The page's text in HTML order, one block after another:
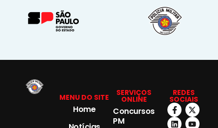
MENU DO SITE
Home
SERVIÇOS
ONLINE
Concursos
PM
REDES
SOCIAIS